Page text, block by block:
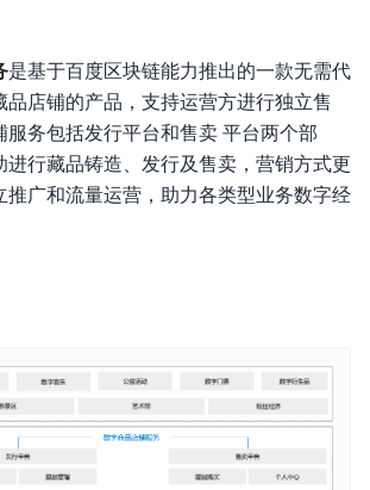
述
是基于百度区块链能⼒推出的⼀款⽆需代
品店铺的产品，⽀持运营⽅进⾏独⽴售
服务包括发⾏平台和售卖 平台两个部
进⾏藏品铸造、发⾏及售卖，营销⽅式更
推⼴和流量运营，助⼒各类型业务数字经